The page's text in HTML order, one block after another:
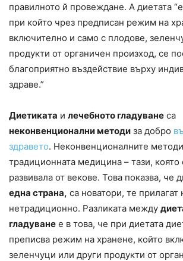
правилното й провеждане. А диетата
при който чрез предписан режим на
включително и само с плодове,
продукти от органичен произход, се
благоприятно въздействие върху
здраве.”
Диетиката и лечебното гладуване са
неконвенционални методи за добро
здравето. Неконвенционалните
традиционната медицина – тази, която
развивала от векове. Това показва, че
една страна, са новатори, те
нетрадиционно. Разликата между
гладуване е в това, че при диетата
преписва режим на хранене, който
зеленчуци или други продукти от